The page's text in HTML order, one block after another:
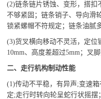
(2)链条链片锈蚀、变形，搭扣
不够紧固；链条销子、导向滑
锁紧螺帽不符规定；链条油腻
(3)货叉横向移动不灵活，定位
10mm、高度差超过5mm；叉
二、走行机构制动性能
(1)传动不平稳，有异声;变速
定;走行时转向轮呈蛇行状摇摆